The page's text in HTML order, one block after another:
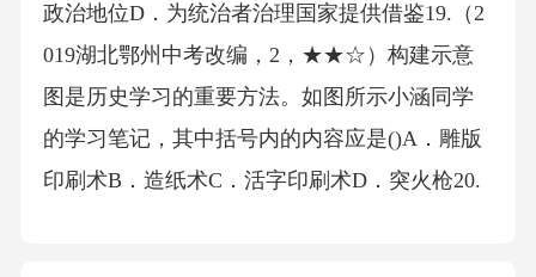
政治地位D．为统治者治理国家提供借鉴19.（2
019湖北鄂州中考改编，2，★★☆）构建示意
图是历史学习的重要方法。如图所示小涵同学
的学习笔记，其中括号内的内容应是()A．雕版
印刷术B．造纸术C．活字印刷术D．突火枪20.